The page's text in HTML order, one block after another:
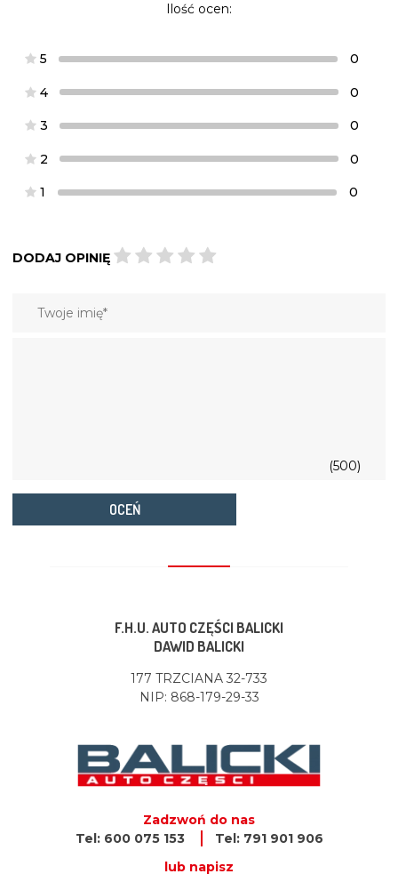
Ilość ocen:
5 0
4 0
3 0
2 0
1 0
DODAJ OPINIĘ
(500)
OCEŃ
F.H.U. AUTO CZĘŚCI BALICKI
DAWID BALICKI
177 TRZCIANA 32-733
NIP: 868-179-29-33
Zadzwoń do nas
Tel: 600 075 153
Tel: 791 901 906
lub napisz